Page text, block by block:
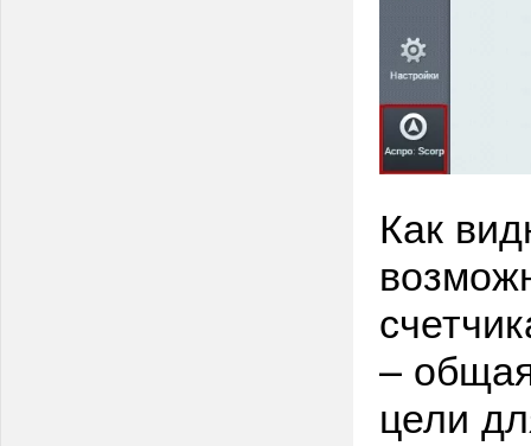
Как
–
цели